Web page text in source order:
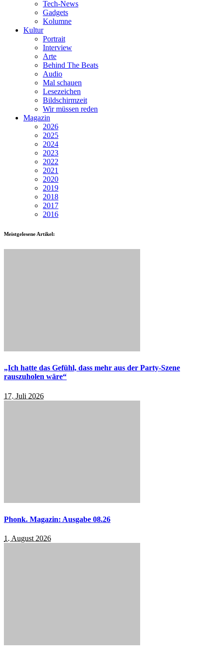
Tech-News
Gadgets
Kolumne
Kultur
Portrait
Interview
Arte
Behind The Beats
Audio
Mal schauen
Lesezeichen
Bildschirmzeit
Wir müssen reden
Magazin
2026
2025
2024
2023
2022
2021
2020
2019
2018
2017
2016
Meistgelesene Artikel:
„Ich hatte das Gefühl, dass mehr aus der Party-Szene
rauszuholen wäre“
17. Juli 2026
Phonk. Magazin: Ausgabe 08.26
1. August 2026